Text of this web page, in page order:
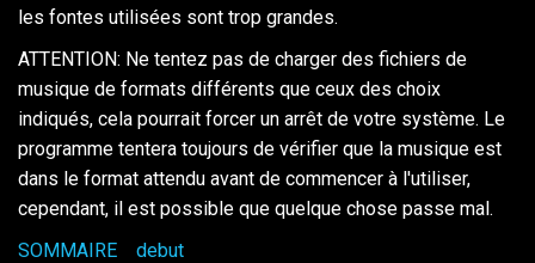
les fontes utilisées sont trop grandes.
ATTENTION: Ne tentez pas de charger des fichiers de
musique de formats différents que ceux des choix
indiqués, cela pourrait forcer un arrêt de votre système. Le
programme tentera toujours de vérifier que la musique est
dans le format attendu avant de commencer à l'utiliser,
cependant, il est possible que quelque chose passe mal.
SOMMAIRE
debut